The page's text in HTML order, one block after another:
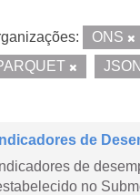
ONS
JSON
Indicadores de
Indicadores de
no